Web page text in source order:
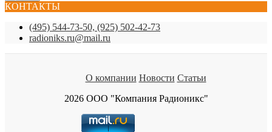
КОНТАКТЫ
(495) 544-73-50, (925) 502-42-73
radioniks.ru@mail.ru
О компании Новости Статьи
2026 ООО "Компания Радионикс"